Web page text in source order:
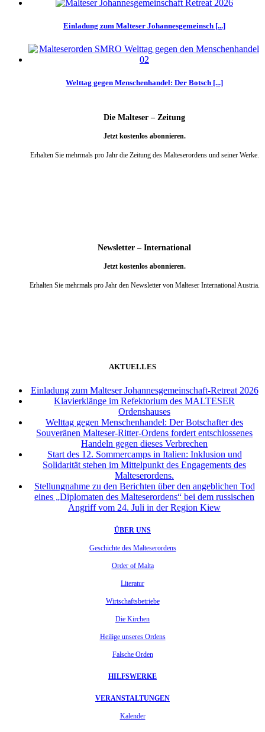
Einladung zum Malteser Johannesgemeinsch [...]
Welttag gegen Menschenhandel: Der Botsch [...]
Die Malteser – Zeitung
Jetzt kostenlos abonnieren.
Erhalten Sie mehrmals pro Jahr die Zeitung des Malteserordens und seiner Werke.
Newsletter – International
Jetzt kostenlos abonnieren.
Erhalten Sie mehrmals pro Jahr den Newsletter von Malteser International Austria.
AKTUELLES
Einladung zum Malteser Johannesgemeinschaft-Retreat 2026
Klavierklänge im Refektorium des MALTESER
Ordenshauses
Welttag gegen Menschenhandel: Der Botschafter des
Souveränen Malteser-Ritter-Ordens fordert entschlossenes
Handeln gegen dieses Verbrechen
Start des 12. Sommercamps in Italien: Inklusion und
Solidarität stehen im Mittelpunkt des Engagements des
Malteserordens.
Stellungnahme zu den Berichten über den angeblichen Tod
eines „Diplomaten des Malteserordens“ bei dem russischen
Angriff vom 24. Juli in der Region Kiew
ÜBER UNS
Geschichte des Malteserordens
Order of Malta
Literatur
Wirtschaftsbetriebe
Die Kirchen
Heilige unseres Ordens
Falsche Orden
HILFSWERKE
VERANSTALTUNGEN
Kalender